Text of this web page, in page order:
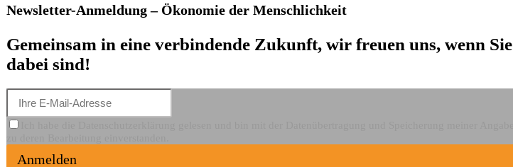
Newsletter-Anmeldung – Ökonomie der Menschlichkeit
Gemeinsam in eine verbindende Zukunft, wir freuen uns, wenn Sie
dabei sind!
Anmelden